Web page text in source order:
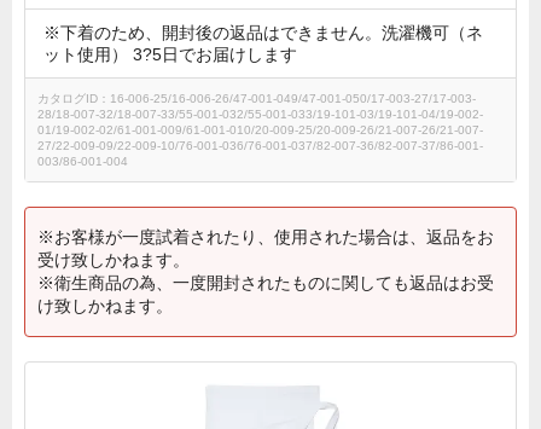
※下着のため、開封後の返品はできません。洗濯機可（ネ
ット使用） 3?5日でお届けします
カタログID：16-006-25/16-006-26/47-001-049/47-001-050/17-003-27/17-003-
28/18-007-32/18-007-33/55-001-032/55-001-033/19-101-03/19-101-04/19-002-
01/19-002-02/61-001-009/61-001-010/20-009-25/20-009-26/21-007-26/21-007-
27/22-009-09/22-009-10/76-001-036/76-001-037/82-007-36/82-007-37/86-001-
003/86-001-004
※お客様が一度試着されたり、使用された場合は、返品をお
受け致しかねます。
※衛生商品の為、一度開封されたものに関しても返品はお受
け致しかねます。